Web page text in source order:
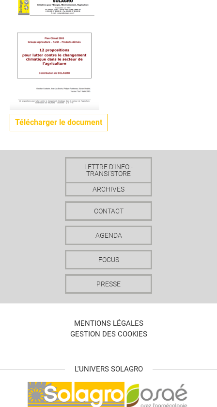
Télécharger le document
LETTRE D'INFO -
TRANSI'STORE
ARCHIVES
CONTACT
AGENDA
FOCUS
PRESSE
MENTIONS LÉGALES
GESTION DES COOKIES
L'UNIVERS SOLAGRO